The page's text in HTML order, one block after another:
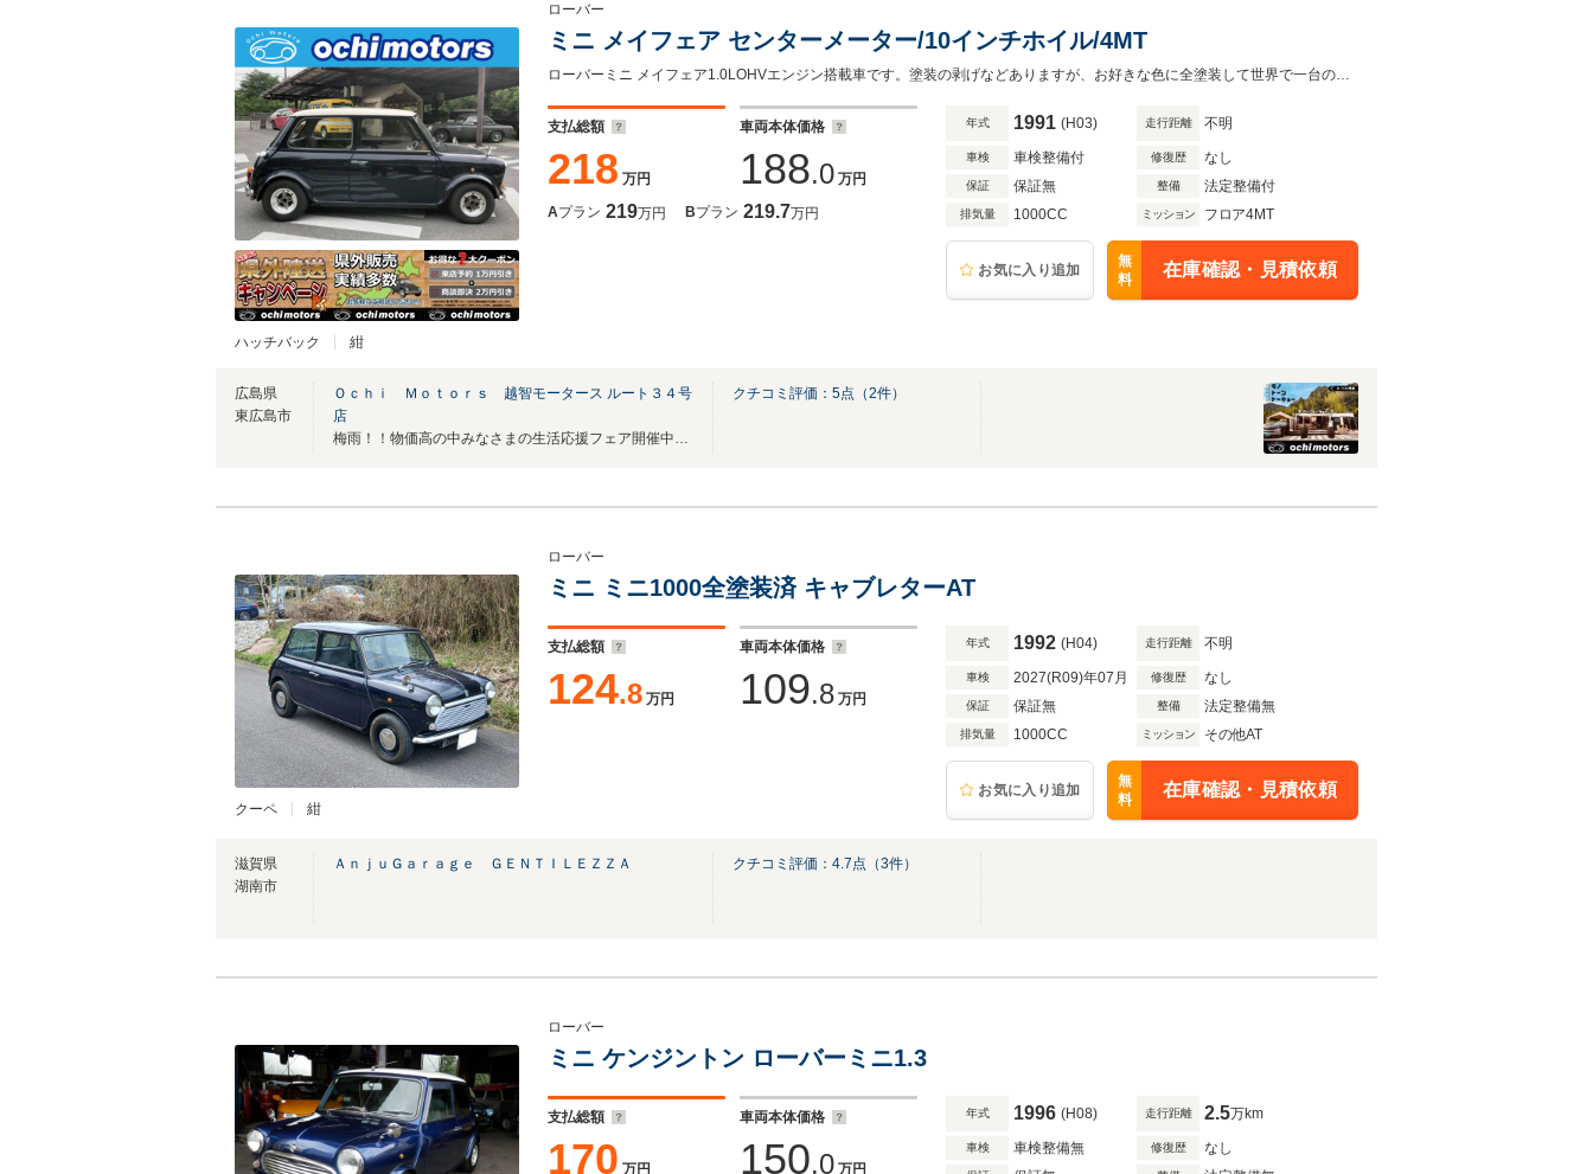
ハッチバック 紺
ローバー
ミニ メイフェア センターメーター/10インチホイル/4MT
ローバーミニ メイフェア1.0LOHVエンジン搭載車です。塗装の剥げなどありますが、お好きな色に全塗装して世界で一台の自分好みのミニに育てていただきたいです。
支払総額
218 万円
車両本体価格
188.0 万円
Aプラン 219万円 Bプラン 219.7万円
年式 1991 (H03) 走行距離 不明
車検 車検整備付 修復歴 なし
保証 保証無 整備 法定整備付
排気量 1000CC ミッション フロア4MT
お気に入り追加
無
料
在庫確認・見積依頼
広島県
東広島市
Ｏｃｈｉ Ｍｏｔｏｒｓ 越智モータース ルート３４号
店
梅雨！！物価高の中みなさまの生活応援フェア開催中！！
クチコミ評価： 5点（2件）
クーペ 紺
ローバー
ミニ ミニ1000全塗装済 キャブレターAT
支払総額
124.8 万円
車両本体価格
109.8 万円
年式 1992 (H04) 走行距離 不明
車検 2027(R09)年07月 修復歴 なし
保証 保証無 整備 法定整備無
排気量 1000CC ミッション その他AT
お気に入り追加
無
料
在庫確認・見積依頼
滋賀県
湖南市
ＡｎｊｕＧａｒａｇｅ ＧＥＮＴＩＬＥＺＺＡ クチコミ評価： 4.7点（3件）
ローバー
ミニ ケンジントン ローバーミニ1.3
支払総額
170 万円
車両本体価格
150.0 万円
年式 1996 (H08) 走行距離 2.5万km
車検 車検整備無 修復歴 なし